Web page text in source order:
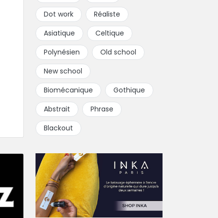
Dot work
Réaliste
Asiatique
Celtique
Polynésien
Old school
New school
Biomécanique
Gothique
Abstrait
Phrase
Blackout